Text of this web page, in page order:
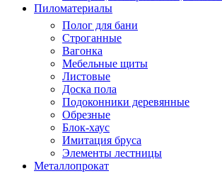
Пиломатериалы
Полог для бани
Строганные
Вагонка
Мебельные щиты
Листовые
Доска пола
Подоконники деревянные
Обрезные
Блок-хаус
Имитация бруса
Элементы лестницы
Металлопрокат